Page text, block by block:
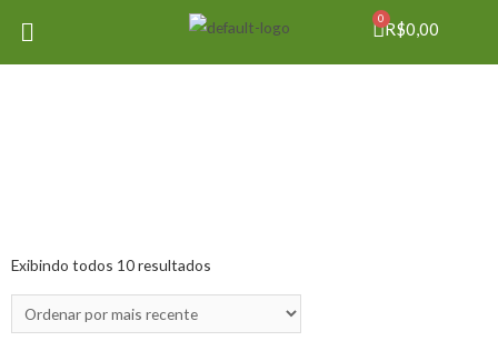
R$0,00
0
Exibindo todos 10 resultados